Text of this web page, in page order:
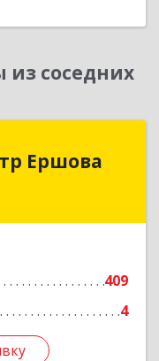
соседних
Ершова
409
4
Ершова
Нижний Тагил г,